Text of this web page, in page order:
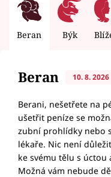
Beran Býk
Beran 10. 8. 2026
Berani, nešetřete na
ušetřit peníze se
zubní prohlídky nebo
lékaře. Nic není
ke svému tělu s úctou
Možná vám nebude